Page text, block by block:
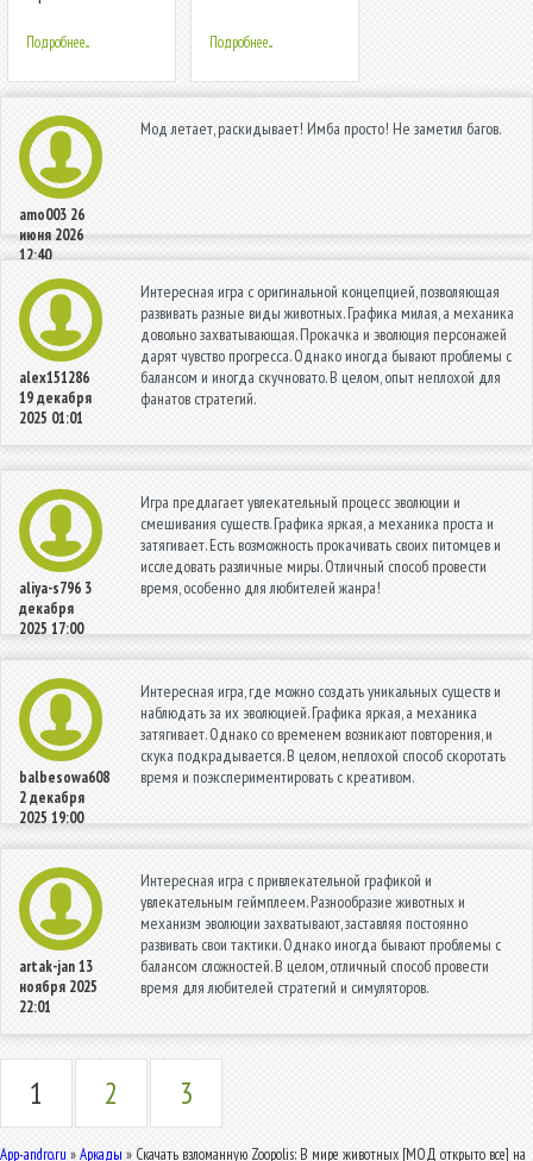
Подробнее... Подробнее...
amo003 26
июня 2026
12:40
Мод летает, раскидывает! Имба просто! Не заметил багов.
alex151286
19 декабря
2025 01:01
Интересная игра с оригинальной концепцией, позволяющая
развивать разные виды животных. Графика милая, а механика
довольно захватывающая. Прокачка и эволюция персонажей
дарят чувство прогресса. Однако иногда бывают проблемы с
балансом и иногда скучновато. В целом, опыт неплохой для
фанатов стратегий.
aliya-s796 3
декабря
2025 17:00
Игра предлагает увлекательный процесс эволюции и
смешивания существ. Графика яркая, а механика проста и
затягивает. Есть возможность прокачивать своих питомцев и
исследовать различные миры. Отличный способ провести
время, особенно для любителей жанра!
balbesowa608
2 декабря
2025 19:00
Интересная игра, где можно создать уникальных существ и
наблюдать за их эволюцией. Графика яркая, а механика
затягивает. Однако со временем возникают повторения, и
скука подкрадывается. В целом, неплохой способ скоротать
время и поэкспериментировать с креативом.
artak-jan13
ноября 2025
22:01
Интересная игра с привлекательной графикой и
увлекательным геймплеем. Разнообразие животных и
механизм эволюции захватывают, заставляя постоянно
развивать свои тактики. Однако иногда бывают проблемы с
балансом сложностей. В целом, отличный способ провести
время для любителей стратегий и симуляторов.
1 2 3
App-andro.ru »Аркады » Скачать взломанную Zoopolis: В мире животных [МОД открыто все] на